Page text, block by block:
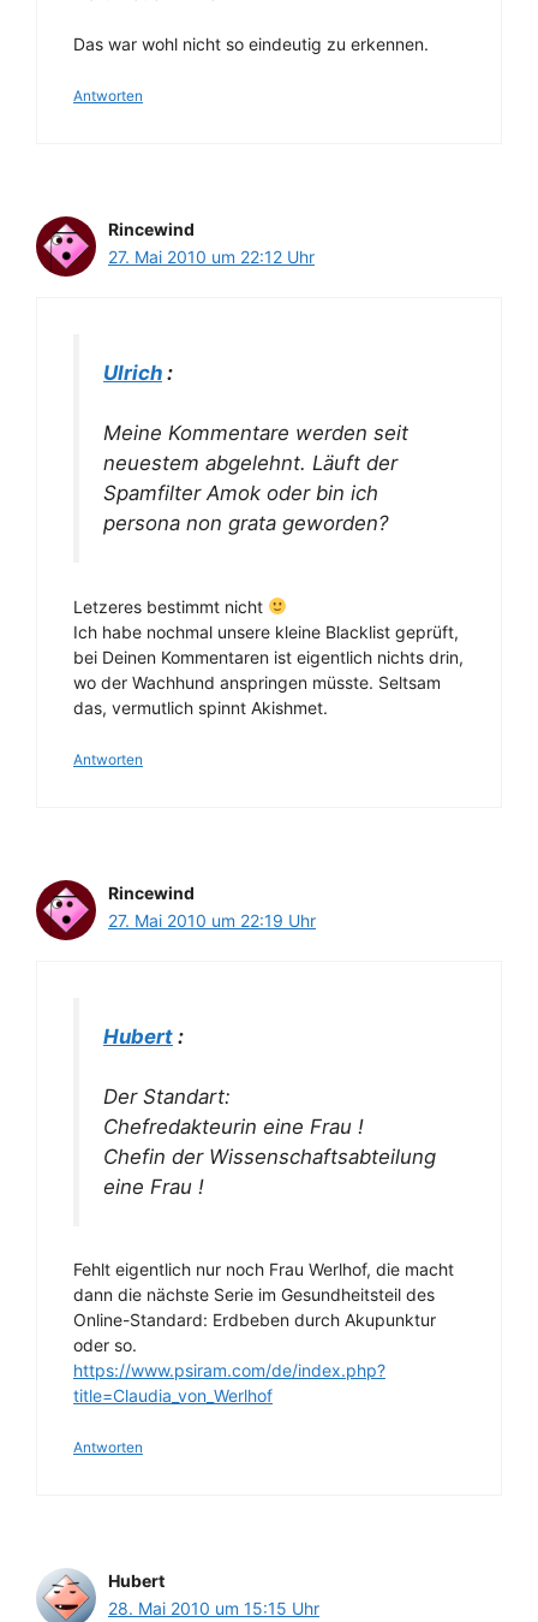
Das war wohl nicht so eindeutig zu erkennen.
Antworten
Rincewind
27. Mai 2010 um 22:12 Uhr
Ulrich :
Meine Kommentare werden seit
neuestem abgelehnt. Läuft der
Spamfilter Amok oder bin ich
persona non grata geworden?
Letzeres bestimmt nicht
Ich habe nochmal unsere kleine Blacklist geprüft,
bei Deinen Kommentaren ist eigentlich nichts drin,
wo der Wachhund anspringen müsste. Seltsam
das, vermutlich spinnt Akishmet.
Antworten
Rincewind
27. Mai 2010 um 22:19 Uhr
Hubert :
Der Standart:
Chefredakteurin eine Frau !
Chefin der Wissenschaftsabteilung
eine Frau !
Fehlt eigentlich nur noch Frau Werlhof, die macht
dann die nächste Serie im Gesundheitsteil des
Online-Standard: Erdbeben durch Akupunktur
oder so.
https://www.psiram.com/de/index.php?
title=Claudia_von_Werlhof
Antworten
Hubert
28. Mai 2010 um 15:15 Uhr